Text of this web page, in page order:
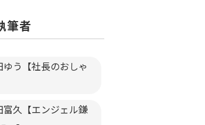
筆者
ゆう【社長のおしゃ
富久【エンジェル鎌